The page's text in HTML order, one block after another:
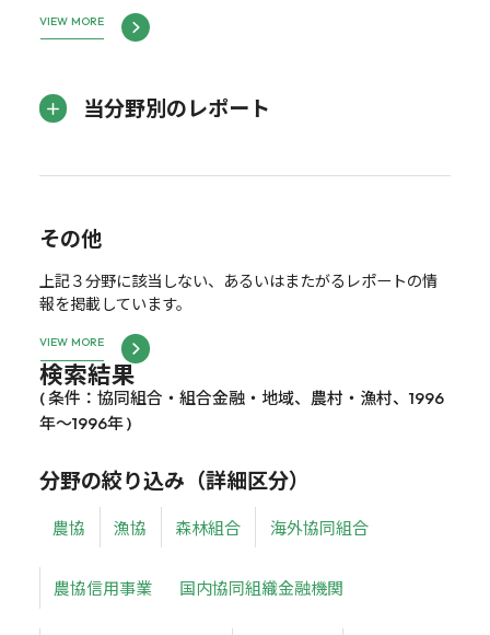
VIEW MORE
当分野別のレポート
その他
上記３分野に該当しない、あるいはまたがるレポートの情
報を掲載しています。
VIEW MORE
検索結果
( 条件：協同組合・組合金融・地域、農村・漁村、1996
年～1996年 )
分野の絞り込み（詳細区分）
農協 漁協 森林組合 海外協同組合
農協信用事業 国内協同組織金融機関